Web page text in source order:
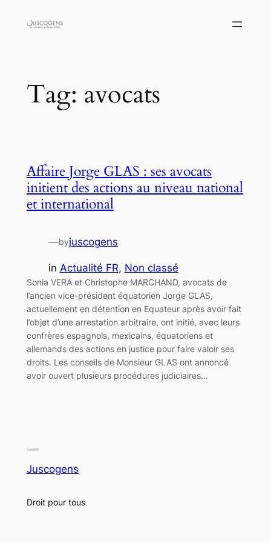
Tag: avocats
Affaire Jorge GLAS : ses avocats
initient des actions au niveau national
et international
—byjuscogens
in Actualité FR, Non classé
Sonia VERA et Christophe MARCHAND, avocats de
l’ancien vice-président équatorien Jorge GLAS,
actuellement en détention en Equateur après avoir fait
l’objet d’une arrestation arbitraire, ont initié, avec leurs
confrères espagnols, mexicains, équatoriens et
allemands des actions en justice pour faire valoir ses
droits. Les conseils de Monsieur GLAS ont annoncé
avoir ouvert plusieurs procédures judiciaires…
Juscogens
Droit pour tous